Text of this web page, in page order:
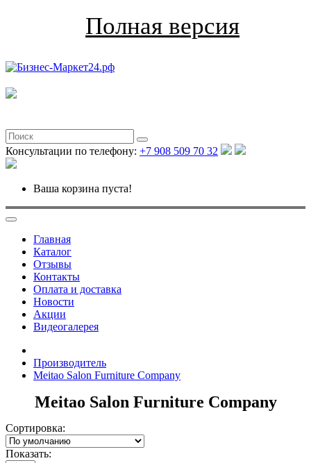
Полная версия
Консультации по телефону: +7 908 509 70 32
Ваша корзина пуста!
Главная
Каталог
Отзывы
Контакты
Оплата и доставка
Новости
Акции
Видеогалерея
Производитель
Meitao Salon Furniture Company
Meitao Salon Furniture Company
Сортировка:
Показать: